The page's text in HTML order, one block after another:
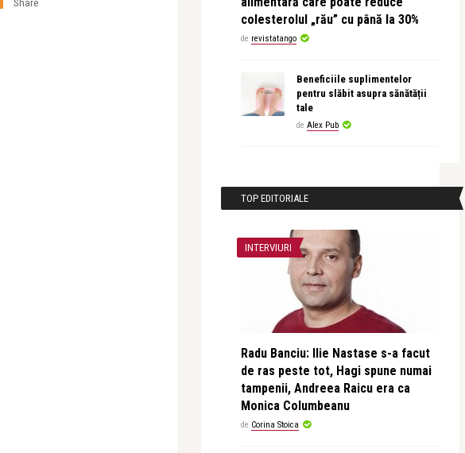
Share
colesterolul „rău” cu până la 30%
de revistatango
Beneficiile suplimentelor
pentru slăbit asupra sănătății
tale
de Alex Pub
TOP EDITORIALE
INTERVIURI
Radu Banciu: Ilie Nastase s-a facut
de ras peste tot, Hagi spune numai
tampenii, Andreea Raicu era ca
Monica Columbeanu
de Corina Stoica